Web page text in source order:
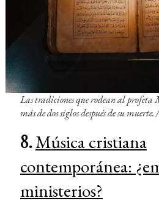
Las tradiciones que rodean al profeta
más de dos siglos después de su
8.Música cristiana
contemporánea:
ministerios?